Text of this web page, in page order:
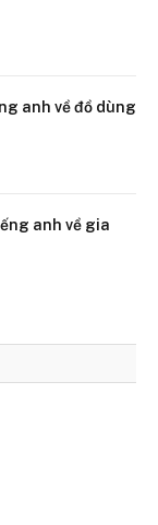
anh về đồ dùng
anh về gia